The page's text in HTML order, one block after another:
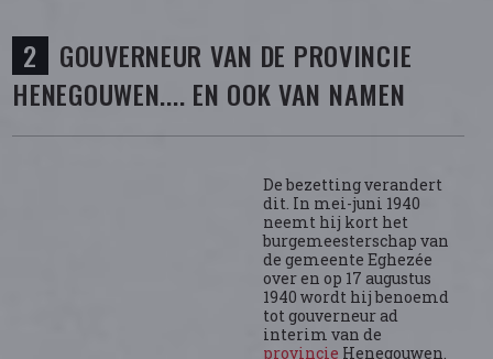
GOUVERNEUR VAN DE PROVINCIE
HENEGOUWEN.... EN OOK VAN NAMEN
De bezetting verandert
dit. In mei-juni 1940
neemt hij kort het
burgemeesterschap van
de gemeente Eghezée
over en op 17 augustus
1940 wordt hij benoemd
tot gouverneur ad
interim van de
provincie Henegouwen.